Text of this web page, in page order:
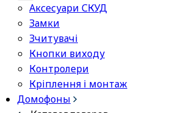
Аксесуари СКУД
Замки
Зчитувачі
Кнопки виходу
Контролери
Кріплення і монтаж
Домофоны